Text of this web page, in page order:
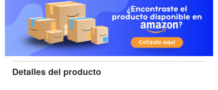
Detalles del producto